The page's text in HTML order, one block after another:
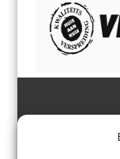
Margadantstraat